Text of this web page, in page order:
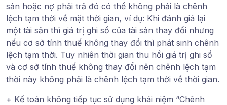
sản hoặc nợ phải trả đó có thể không phải là chênh
lệch tạm thời về mặt thời gian, ví dụ: Khi đánh giá lại
một tài sản thì giá trị ghi sổ của tài sản thay đổi nhưng
nếu cơ sở tính thuế không thay đổi thì phát sinh chênh
lệch tạm thời. Tuy nhiên thời gian thu hồi giá trị ghi sổ
và cơ sở tính thuế không thay đổi nên chênh lệch tạm
thời này không phải là chênh lệch tạm thời về thời gian.
+ Kế toán không tiếp tục sử dụng khái niệm “Chênh